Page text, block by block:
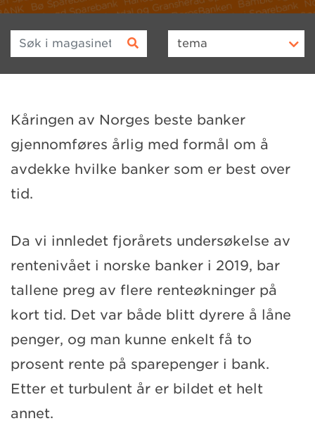
Søk i magasinet tema
Kåringen av Norges beste banker
gjennomføres årlig med formål om å
avdekke hvilke banker som er best over
tid.
Da vi innledet fjorårets undersøkelse av
rentenivået i norske banker i 2019, bar
tallene preg av flere renteøkninger på
kort tid. Det var både blitt dyrere å låne
penger, og man kunne enkelt få to
prosent rente på sparepenger i bank.
Etter et turbulent år er bildet et helt
annet.